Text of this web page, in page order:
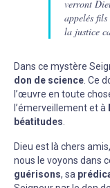
verront
appelés
la justice
Dans ce mystère
don de science. Ce
l’œuvre en toute
l’émerveillement et à
béatitudes.
Dieu est là chers
nous le voyons dans
guérisons, sa